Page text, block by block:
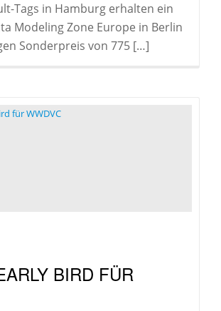
Tags in Hamburg erhalten ein
Modeling Zone Europe in Berlin
Sonderpreis von 775 […]
BIRD FÜR